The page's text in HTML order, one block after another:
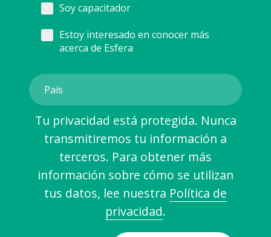
Soy capacitador
Estoy interesado en conocer más
acerca de Esfera
Tu privacidad está protegida. Nunca
transmitiremos tu información a
terceros. Para obtener más
información sobre cómo se utilizan
tus datos, lee nuestra Política de
privacidad.